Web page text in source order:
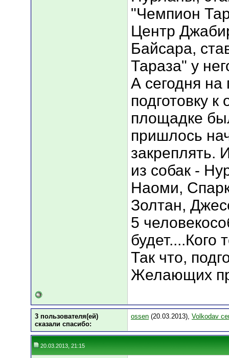
"Чемпион
Центр
Байсара,
Тараза" у
А сегодня
подготовку
площадке
пришлось
закреплять.
из собак -
Наоми,
Золтан,
5
будет....Кого
Так что,
Желающих
3 пользователя(ей)
сказали cпасибо:
ossen (20.03.2013), Volkodav
20.03.2013, 21:15